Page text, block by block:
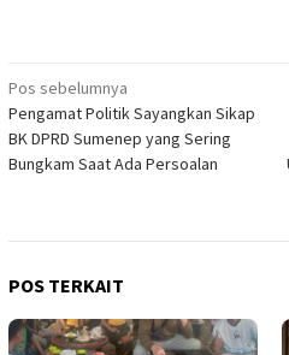
Navigasi
pos
Pos sebelumnya
Pengamat Politik Sayangkan Sikap
BK DPRD Sumenep yang Sering
Bungkam Saat Ada Persoalan
POS TERKAIT